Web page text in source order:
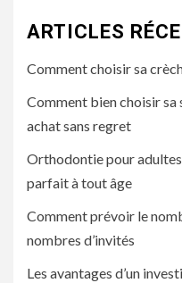
ARTICLES
Comment choisir sa
Comment bien choisir sa
achat sans regret
Orthodontie pour
parfait à tout âge
Comment prévoir le
nombres d’invités
Les avantages d’un